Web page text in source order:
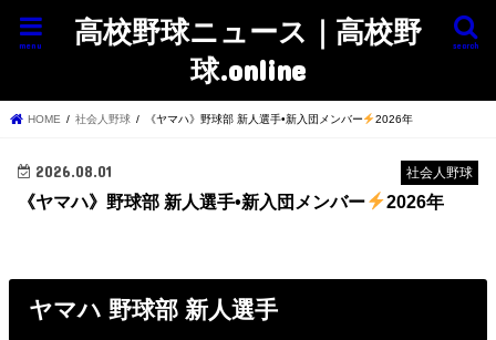
高校野球ニュース｜高校野
球.online
search
menu
HOME 社会人野球 《ヤマハ》野球部 新人選手•新入団メンバー 2026年
社会人野球
2026.08.01
《ヤマハ》野球部 新人選手•新入団メンバー 2026年
ヤマハ 野球部 新人選手